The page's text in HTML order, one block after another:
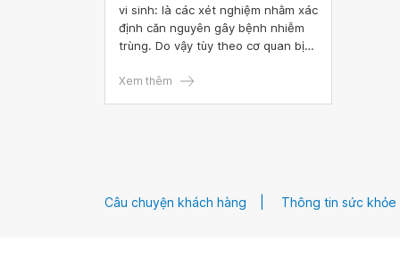
vi sinh: là các xét nghiệm nhằm xác
định căn nguyên gây bệnh nhiễm
trùng. Do vậy tùy theo cơ quan bị
vi sinh vật mà bệnh phẩm trong
Xem thêm
Câu chuyện khách hàng Thông tin sức khỏe